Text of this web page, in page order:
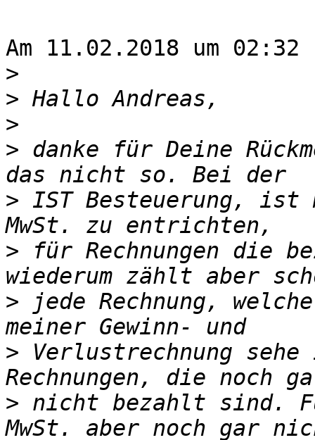
Am 11.02.2018 um
>
>
>
> danke für Deine
> IST Besteuerung,
> für Rechnungen die
> jede Rechnung,
> Verlustrechnung
> nicht bezahlt sind.